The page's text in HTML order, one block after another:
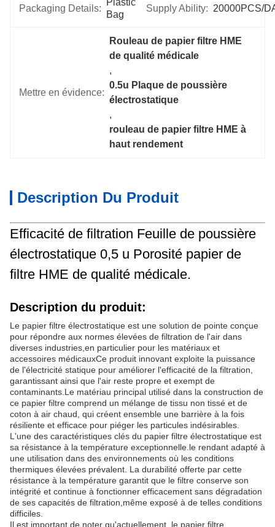
Packaging Details:
Plastic
Bag
Supply Ability: 20000PCS/
Mettre en évidence:
Rouleau de papier filtre HME
de qualité médicale
,
0.5u Plaque de poussière
électrostatique
,
rouleau de papier filtre HME à
haut rendement
Description Du Produit
Efficacité de filtration Feuille de poussière
électrostatique 0,5 u Porosité papier de
filtre HME de qualité médicale.
Description du produit:
Le papier filtre électrostatique est une solution de pointe conçue
pour répondre aux normes élevées de filtration de l'air dans
diverses industries,en particulier pour les matériaux et
accessoires médicauxCe produit innovant exploite la puissance
de l'électricité statique pour améliorer l'efficacité de la filtration,
garantissant ainsi que l'air reste propre et exempt de
contaminants.Le matériau principal utilisé dans la construction de
ce papier filtre comprend un mélange de tissu non tissé et de
coton à air chaud, qui créent ensemble une barrière à la fois
résiliente et efficace pour piéger les particules indésirables.
L'une des caractéristiques clés du papier filtre électrostatique est
sa résistance à la température exceptionnelle.le rendant adapté à
une utilisation dans des environnements où les conditions
thermiques élevées prévalent. La durabilité offerte par cette
résistance à la température garantit que le filtre conserve son
intégrité et continue à fonctionner efficacement sans dégradation
de ses capacités de filtration,même exposé à de telles conditions
difficiles.
Il est important de noter qu'actuellement, le papier filtre